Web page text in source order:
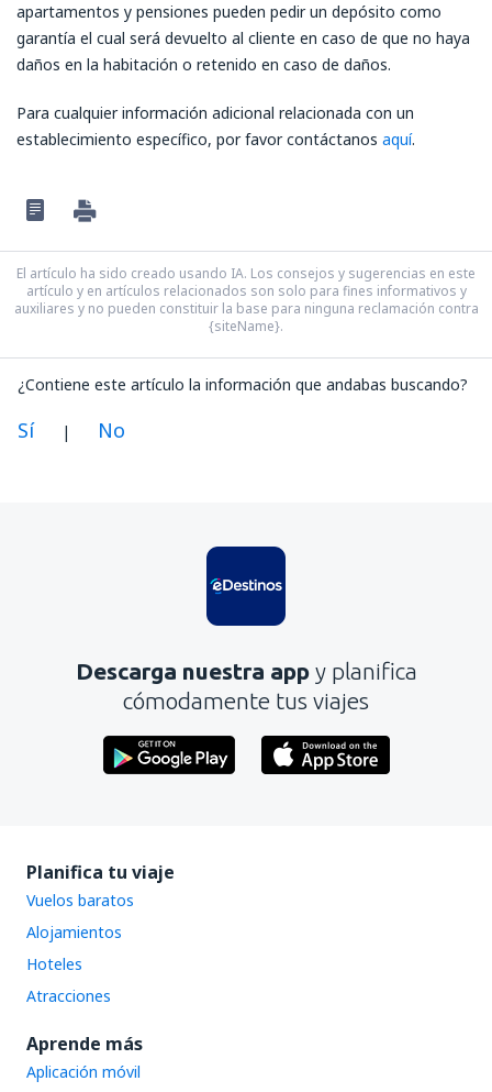
apartamentos y pensiones pueden pedir un depósito como
garantía el cual será devuelto al cliente en caso de que no haya
daños en la habitación o retenido en caso de daños.
Para cualquier información adicional relacionada con un
establecimiento específico, por favor contáctanos aquí.
El artículo ha sido creado usando IA. Los consejos y sugerencias en este
artículo y en artículos relacionados son solo para fines informativos y
auxiliares y no pueden constituir la base para ninguna reclamación contra
{siteName}.
¿Contiene este artículo la información que andabas buscando?
Sí | No
Contiene información incorrecta
No profundiza en el tema
Enviar
Descarga nuestra app y planifica
cómodamente tus viajes
Planifica tu viaje
Vuelos baratos
Alojamientos
Hoteles
Atracciones
Aprende más
Aplicación móvil